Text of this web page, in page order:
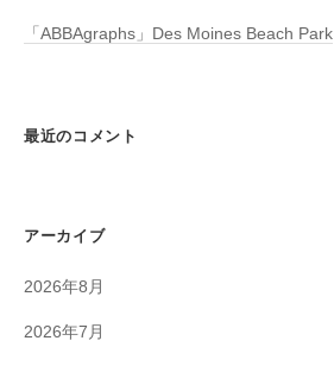
「ABBAgraphs」Des Moines Beach Park
最近のコメント
アーカイブ
2026年8月
2026年7月